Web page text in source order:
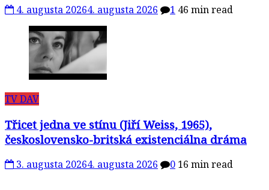
4. augusta 20264. augusta 2026 1 46 min read
TV DAV
Třicet jedna ve stínu (Jiří Weiss, 1965),
československo-britská existenciálna dráma
3. augusta 20264. augusta 2026 0 16 min read